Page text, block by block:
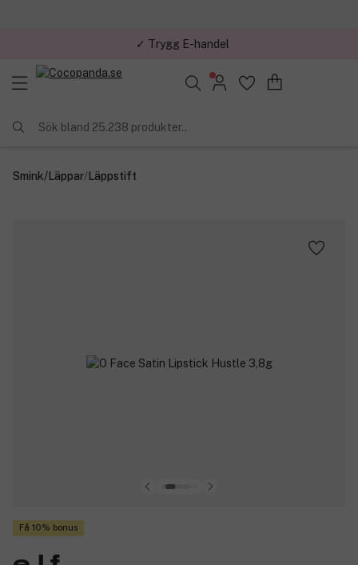
✓ Trygg E-handel
Sök bland 25.238 produkter..
Smink/Läppar/Läppstift
Få 10% bonus